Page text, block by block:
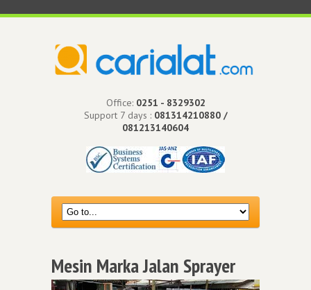
Office: 0251 - 8329302
Support 7 days : 081314210880 /
081213140604
Mesin Marka Jalan Sprayer